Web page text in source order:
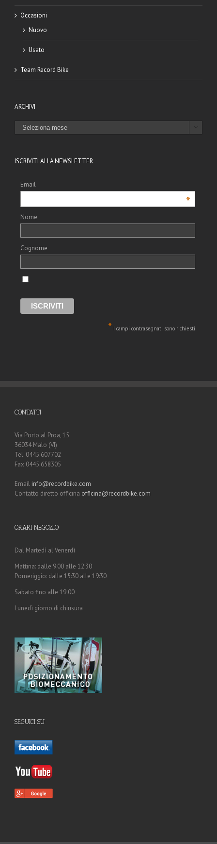
Occasioni
Nuovo
Usato
Team Record Bike
ARCHIVI
ARCHIVI
ISCRIVITI ALLA NEWSLETTER
Email
*
Nome
Cognome
* I campi contrasegnati sono richiesti
CONTATTI
Via Porto al Proa, 15
36034 Malo (VI)
Tel. 0445.607702
Fax 0445.658305
Email info@recordbike.com
Contatto diretto officina officina@recordbike.com
ORARI NEGOZIO
Dal Martedì al Venerdì
Mattina: dalle 9:00 alle 12:30
Pomeriggio: dalle 15:30 alle 19:30
Sabato fino alle 19.00
Lunedì giorno di chiusura
SEGUICI SU